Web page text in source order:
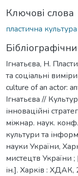
Ключові слова
пластична
Ігнатьєва, Н.
та соціальні
culture of an actor:
Ігнатьєва //
інноваційні
міжнар. наук.
культури та
науки України,
мистецтв України ;
ін.]. Харків :